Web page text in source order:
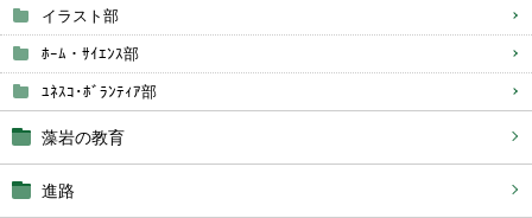
イラスト部
ﾎｰﾑ・ｻｲｴﾝｽ部
ﾕﾈｽｺ･ﾎﾞﾗﾝﾃｨｱ部
藻岩の教育
進路